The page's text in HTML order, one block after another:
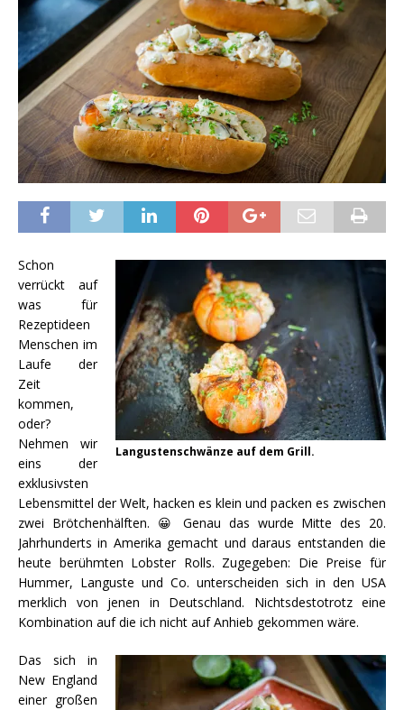
Langustenschwänze auf dem Grill.
Schon
verrückt auf
was für
Rezeptideen
Menschen im
Laufe der
Zeit
kommen,
oder?
Nehmen wir
eins der
exklusivsten
Lebensmittel der Welt, hacken es klein und packen es zwischen
zwei Brötchenhälften. 😀 Genau das wurde Mitte des 20.
Jahrhunderts in Amerika gemacht und daraus entstanden die
heute berühmten Lobster Rolls. Zugegeben: Die Preise für
Hummer, Languste und Co. unterscheiden sich in den USA
merklich von jenen in Deutschland. Nichtsdestotrotz eine
Kombination auf die ich nicht auf Anhieb gekommen wäre.
Das sich in
New England
einer großen